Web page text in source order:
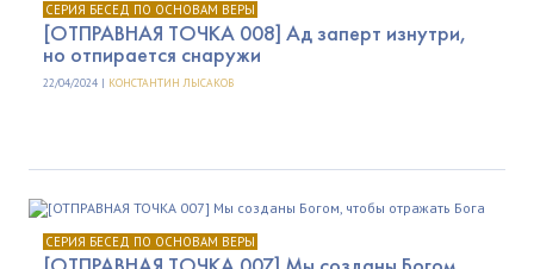
СЕРИЯ БЕСЕД ПО ОСНОВАМ ВЕРЫ
[ОТПРАВНАЯ ТОЧКА 008] Ад заперт изнутри,
но отпирается снаружи
22/04/2024 | КОНСТАНТИН ЛЫСАКОВ
СЕРИЯ БЕСЕД ПО ОСНОВАМ ВЕРЫ